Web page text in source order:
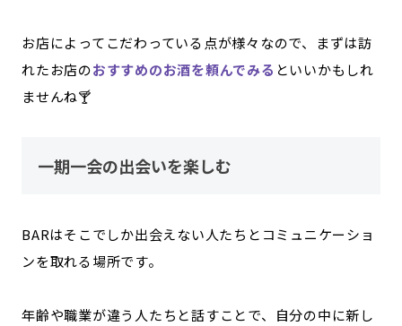
お店によってこだわっている点が様々なので、まずは訪
れたお店のおすすめのお酒を頼んでみる といいかもしれ
ませんね🍸
一期一会の出会いを楽しむ
BARはそこでしか出会えない人たちとコミュニケーショ
ンを取れる場所です。
年齢や職業が違う人たちと話すことで、自分の中に新し